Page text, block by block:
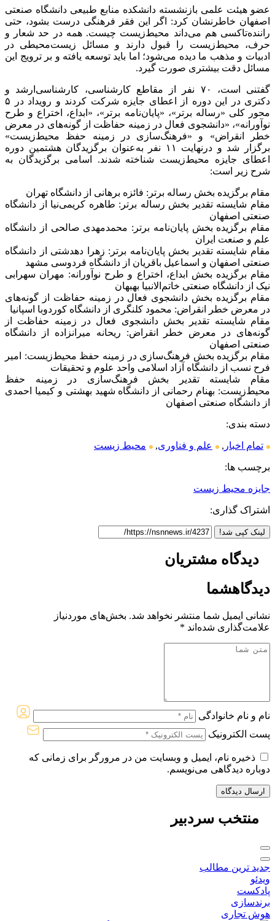
عضو هیئت‌ علمی بازنشسته دانشکده منابع طبیعی دانشگاه صنعتی
اصفهان خاطرنشان کرد: اگر این فقر فرهنگی درست بشود، حتی
راننده‌تاکسی هم می‌داند محیط‌زیست چیست. همه در حد شعار و
حرف، محیط‌زیست را قبول دارند و مسائل زیست‌محیطی در
ادبیات و مذهب ما دیده می‌شود؛ اما باید توسعه یافته و بر ترویج این
مسائل دقت بیشتری صورت گیرد.
گفتنی است، ۷۰ نفر از مقاطع کارشناسی، کارشناسی‌ارشد و
دکتری در این دوره از اعطای جایزه شرکت کردند و رویداد در ۵
محور کلی «رساله برتر»، «پایان‌نامه برتر»، «ابداع، اختراع و طرح
نوآورانه»، «دانشجوی فعال در زمینه حفاظت از گونه‌های در معرض
خطر انقراض» و «فرهنگ‌سازی در زمینه حفظ محیط‌زیست»
برگزار شد و درنهایت ۱۱ نفر به‌عنوان برگزیدگان هشتمین دوره
اعطای جایزه محیط‌زیست شناخته شدند. اسامی برگزیدگان به
شرح زیر است:
مقام برگزیده بخش رساله برتر: فائزه برهانی از دانشگاه تهران
مقام شایسته تقدیر بخش رساله برتر: طاهره کریمی‌نیا از دانشگاه
صنعتی اصفهان
مقام برگزیده بخش پایان‌نامه برتر: محمدمهدی صالحی از دانشگاه
علم و صنعت ایران
مقام شایسته تقدیر بخش پایان‌نامه برتر: زهرا دهدشتی از دانشگاه
صنعتی اصفهان و اسماعیل باقریان از دانشگاه فردوسی مشهد
مقام برگزیده بخش ابداع، اختراع و طرح نوآورانه: مهران سهرابی
نیک از دانشگاه صنعتی خاتم‌الانبیا بهبهان
مقام برگزیده بخش دانشجوی فعال در زمینه حفاظت از گونه‌های
در معرض خطر انقراض: محمود کلنگری از دانشگاه کوردوبا اسپانیا
مقام شایسته تقدیر بخش دانشجوی فعال در زمینه حفاظت از
گونه‌های در معرض خطر انقراض: ریحانه میرانزاده از دانشگاه
صنعتی اصفهان
مقام برگزیده بخش فرهنگ‌سازی در زمینه حفظ محیط‌زیست: امیر
فرح نسب از دانشگاه آزاد اسلامی واحد علوم و تحقیقات
مقام شایسته تقدیر بخش فرهنگ‌سازی در زمینه حفظ
محیط‌زیست: بهنام رحمانی از دانشگاه شهید بهشتی و کیمیا احمدی
از دانشگاه صنعتی اصفهان
دسته بندی:
تمام اخبار , علم و فناوری, محیط زیست
برچسب ها:
جایزه محیط زیست
اشتراک گذاری:
لینک کپی شد!
دیدگاه مشتریان
دیدگاهشما
نشانی ایمیل شما منتشر نخواهد شد. بخش‌های موردنیاز
علامت‌گذاری شده‌اند *
نام و نام خانوادگی
پست الکترونیک
ذخیره نام، ایمیل و وبسایت من در مرورگر برای زمانی که
دوباره دیدگاهی می‌نویسم.
منتخب سردبیر
جدید ترین مطالب
ویدئو
پادکست
برندسازی
هوش تجاری